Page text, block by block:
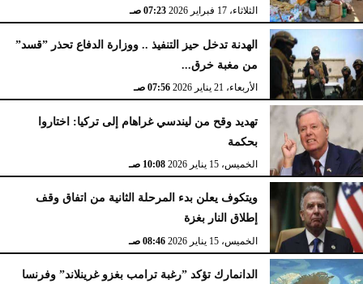
الثلاثاء، 17 فبراير 2026 07:23 صـ
الهدنة تدخل حيز التنفيذ .. ووزارة الدفاع تحذر ”قسد”
من مغبة خرق...
الأربعاء، 21 يناير 2026 07:56 صـ
تهديد وقح من ليندسي غراهام إلى تركيا: اختاروا
بحكمة
الخميس، 15 يناير 2026 10:08 صـ
ويتكوف يعلن بدء المرحلة الثانية من اتفاق وقف
إطلاق النار بغزة
الخميس، 15 يناير 2026 08:46 صـ
الدانمارك تؤكد ”رغبة ترامب بغزو غرينلاند” وفرنسا